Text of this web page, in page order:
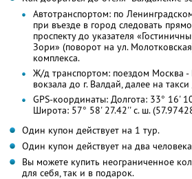
Автотранспортом: по
при въезде в город следовать
проспекту до указателя
Зори» (поворот на ул.
комплекса.
Ж/д транспортом: поездом Москва -
вокзала до г. Валдай, далее на
GPS-координаты: Долгота: 33° 16'
Широта: 57° 58' 27.42'' с. ш.
Один купон действует на 1 тур.
Один купон действует на два
Вы можете купить неограниченное
для себя, так и в подарок.